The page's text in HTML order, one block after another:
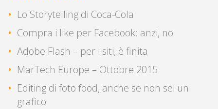
Lo Storytelling di Coca-Cola
Compra i like per Facebook: anzi, no
Adobe Flash – per i siti, è finita
MarTech Europe – Ottobre 2015
Editing di foto food, anche se non sei un
grafico